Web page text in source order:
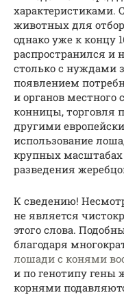
характеристиками.
животных для
однако уже к концу
распространился и
столько с нуждами
появлением
и органов местного
конницы, торговля
другими
использование
крупных масштабах
разведения
К сведению!
не является
этого слова.
благодаря
лошади с конями
и по генотипу гены
корнями